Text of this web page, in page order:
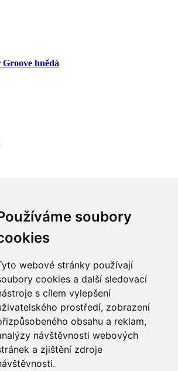
soubory
webové stránky používají
cookies a další sledovací
s cílem vylepšení
prostředí, zobrazení
obsahu a reklam,
návštěvnosti webových
a zjištění zdroje
hnědá